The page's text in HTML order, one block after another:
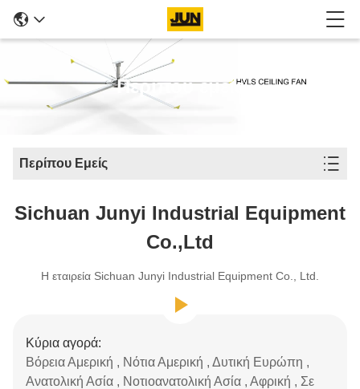
Περίπου εμείς
Περίπου Εμείς
Sichuan Junyi Industrial Equipment
Co.,ltd
Η εταιρεία Sichuan Junyi Industrial Equipment Co., Ltd.
Κύρια αγορά:
Βόρεια Αμερική , Νότια Αμερική , Δυτική Ευρώπη ,
Ανατολική Ασία , Νοτιοανατολική Ασία , Αφρική , Σε